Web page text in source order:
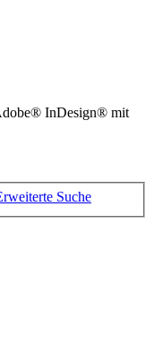
InDesign® mit
Suche